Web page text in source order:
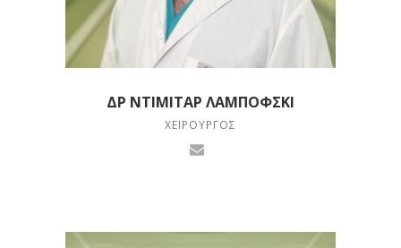
ΔΡ ΝΤΊΜΙΤΑΡ ΛΑΜΠΌΦΣΚΙ
ΧΕΙΡΟΥΡΓΌΣ